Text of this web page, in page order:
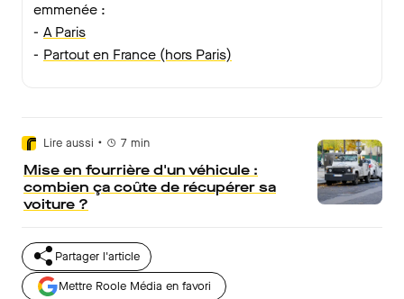
emmenée :
- A Paris
- Partout en France (hors Paris)
Lire aussi • 7 min
Mise en fourrière d'un véhicule :
combien ça coûte de récupérer sa
voiture ?
Partager l'article
Mettre Roole Média en favori